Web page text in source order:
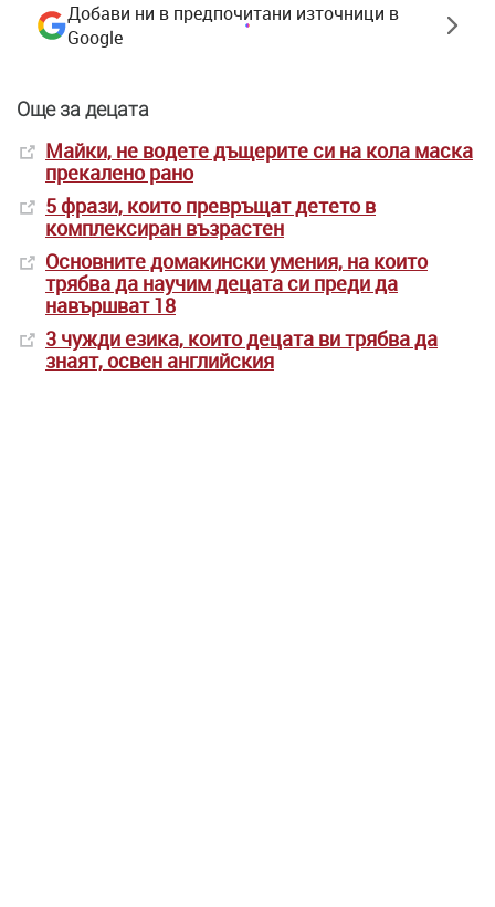
Добави ни в предпочитани източници в
Google
Още за децата
Майки, не водете дъщерите си на кола маска
прекалено рано
5 фрази, които превръщат детето в
комплексиран възрастен
Основните домакински умения, на които
трябва да научим децата си преди да
навършват 18
3 чужди езика, които децата ви трябва да
знаят, освен английския